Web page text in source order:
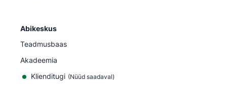
Abikeskus
Teadmusbaas
Akadeemia
Klienditugi (Nüüd saadaval)